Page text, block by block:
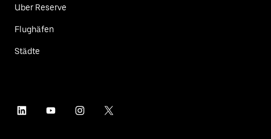
Uber Reserve
Flughäfen
Städte